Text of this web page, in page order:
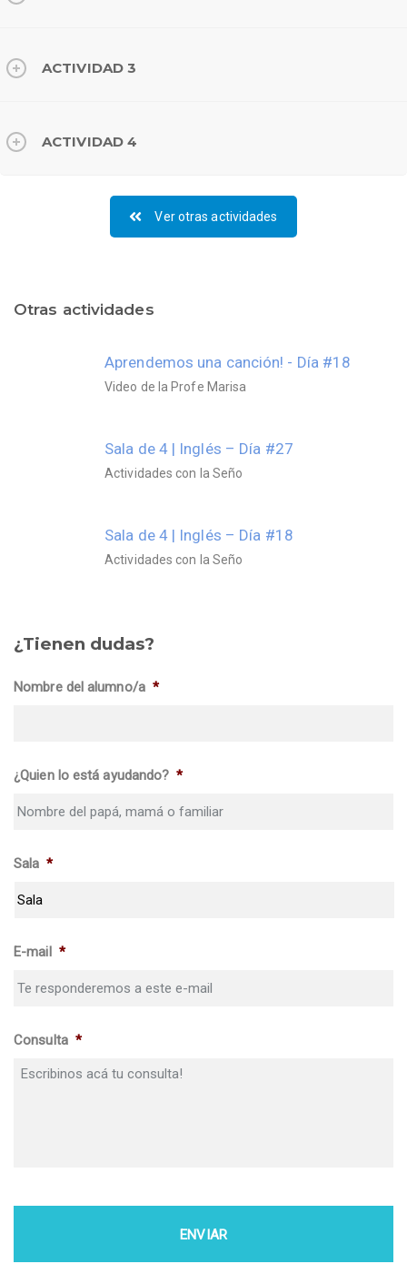
ACTIVIDAD 3
ACTIVIDAD 4
Ver otras actividades
Otras actividades
Aprendemos una canción! - Día #18
Video de la Profe Marisa
Sala de 4 | Inglés – Día #27
Actividades con la Seño
Sala de 4 | Inglés – Día #18
Actividades con la Seño
¿Tienen dudas?
Nombre del alumno/a *
¿Quien lo está ayudando? *
Sala *
E-mail *
Consulta *